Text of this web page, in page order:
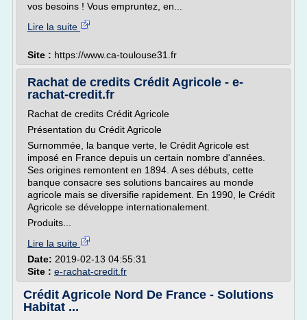
vos besoins ! Vous empruntez, en...
Lire la suite
Site : https://www.ca-toulouse31.fr
Rachat de credits Crédit Agricole - e-
rachat-credit.fr
Rachat de credits Crédit Agricole
Présentation du Crédit Agricole
Surnommée, la banque verte, le Crédit Agricole est
imposé en France depuis un certain nombre d'années.
Ses origines remontent en 1894. A ses débuts, cette
banque consacre ses solutions bancaires au monde
agricole mais se diversifie rapidement. En 1990, le Crédit
Agricole se développe internationalement.
Produits...
Lire la suite
Date: 2019-02-13 04:55:31
Site : e-rachat-credit.fr
Crédit Agricole Nord De France - Solutions
Habitat ...